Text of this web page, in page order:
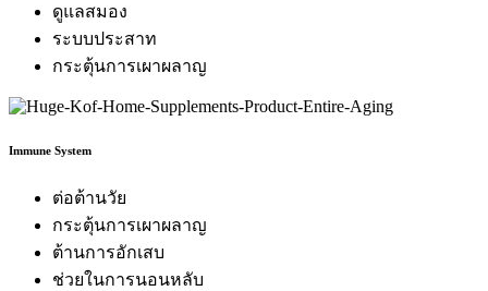
ดูแลสมอง
ระบบประสาท
กระตุ้นการเผาผลาญ
Immune System
ต่อต้านวัย
กระตุ้นการเผาผลาญ
ต้านการอักเสบ
ช่วยในการนอนหลับ